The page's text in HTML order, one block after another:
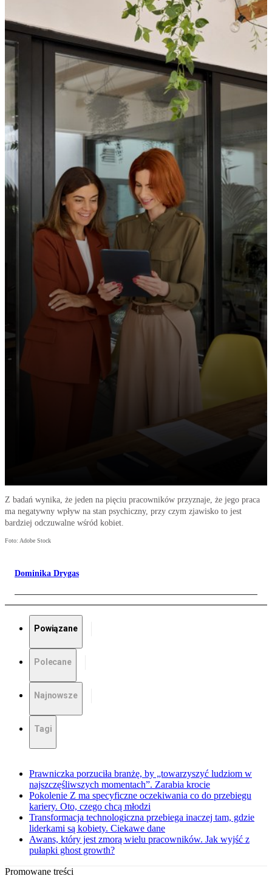
Z badań wynika, że jeden na pięciu pracowników przyznaje, że jego praca
ma negatywny wpływ na stan psychiczny, przy czym zjawisko to jest
bardziej odczuwalne wśród kobiet.
Foto: Adobe Stock
Dominika Drygas
Powiązane
Polecane
Najnowsze
Tagi
Prawniczka porzuciła branżę, by „towarzyszyć ludziom w
najszczęśliwszych momentach”. Zarabia krocie
Pokolenie Z ma specyficzne oczekiwania co do przebiegu
kariery. Oto, czego chcą młodzi
Transformacja technologiczna przebiega inaczej tam, gdzie
liderkami są kobiety. Ciekawe dane
Awans, który jest zmorą wielu pracowników. Jak wyjść z
pułapki ghost growth?
Promowane treści